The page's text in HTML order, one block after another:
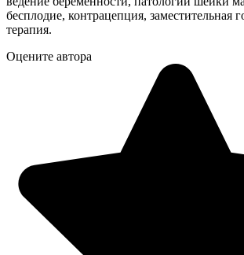
бесплодие, контрацепция, заместительная
терапия.
Оцените автора